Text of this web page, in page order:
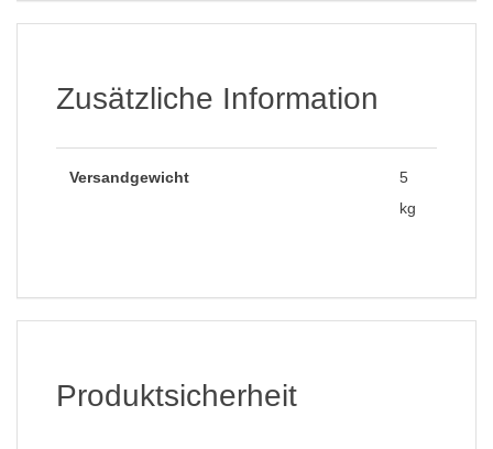
Zusätzliche Information
Versandgewicht
5
kg
Produktsicherheit